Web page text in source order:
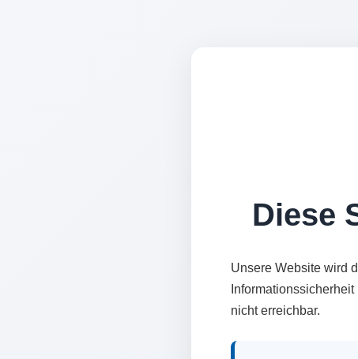
Diese
Unsere Website wird
nicht erreichbar.